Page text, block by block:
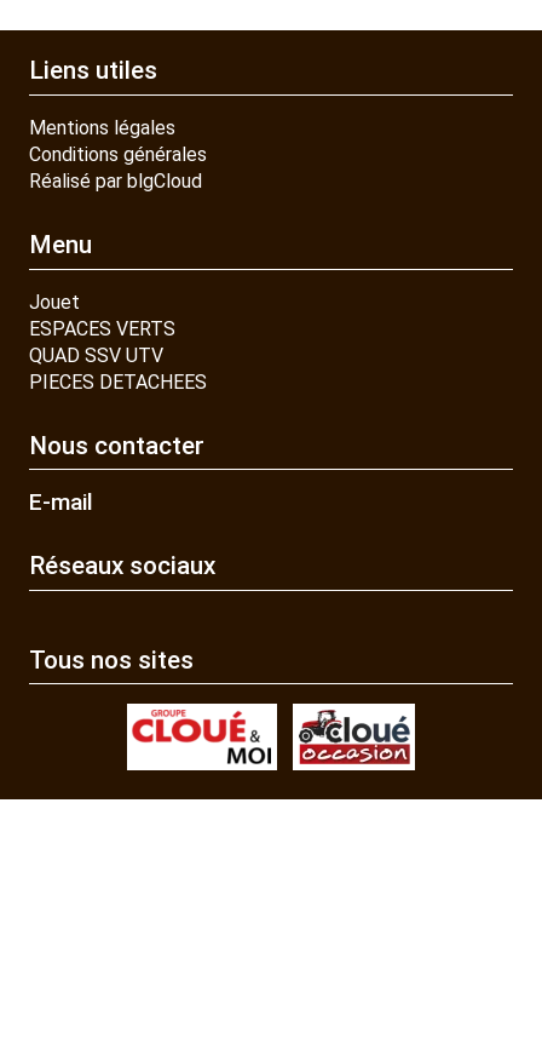
Liens utiles
Mentions légales
Conditions générales
Réalisé par blgCloud
Menu
Jouet
ESPACES VERTS
QUAD SSV UTV
PIECES DETACHEES
Nous contacter
E-mail
Réseaux sociaux
Tous nos sites